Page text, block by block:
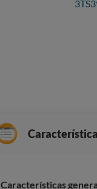
Características